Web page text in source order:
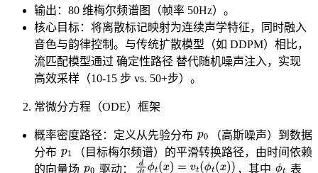
​​输出​​：80 维梅尔频谱图（帧率 50Hz）。
​​核心目标​​：将离散标记映射为连续声学特征，同时融入
音色与韵律控制。与传统扩散模型（如 DDPM）相比，
流匹配模型通过 ​​确定性路径​​ 替代随机噪声注入，实现 ​​
高效采样​​（10-15 步 vs. 50+步）。
​​常微分方程（ODE）框架​​
​​概率密度路径​​：定义从先验分布 p0
​（高斯噪声）到数据
分布 p1
​（目标梅尔频谱）的平滑转换路径，由时间依赖
的向量场 p0 ​驱动： ddtϕt(x)= vt( ϕt(x)) ，其中 ϕt ​表